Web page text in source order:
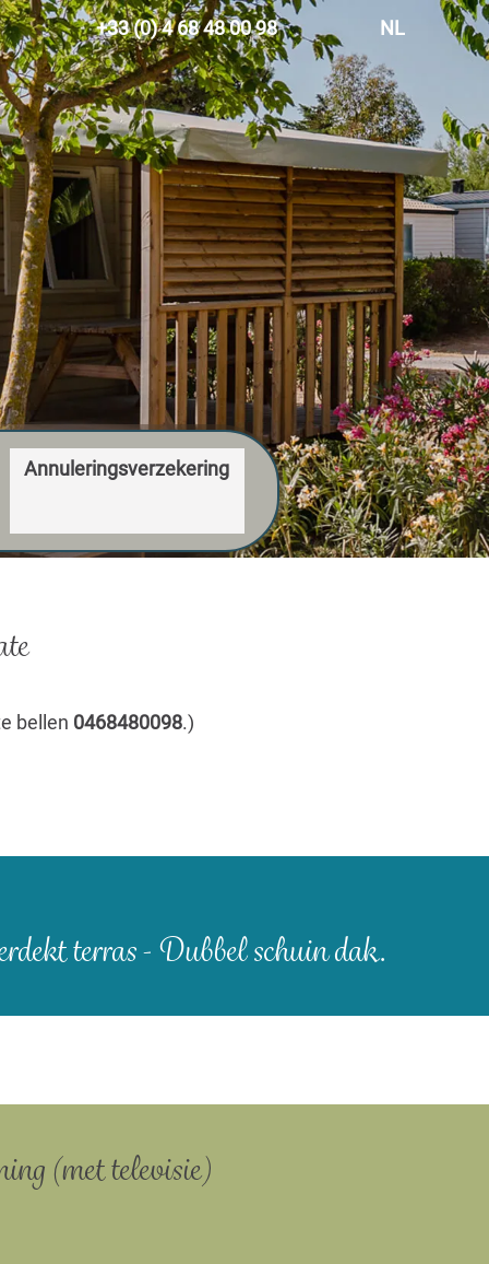
+33 (0) 4 68 48 00 98
NL
EN
ES
DE
Annuleringsverzekering
bellen 0468480098.)
terras - Dubbel schuin dak.
(met televisie)